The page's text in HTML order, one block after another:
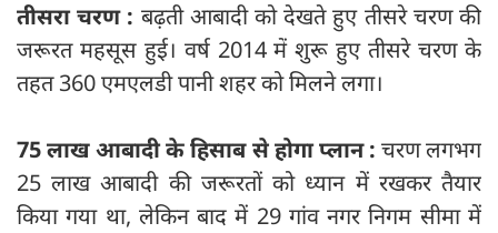
तीसरा चरण : बढ़ती आबादी को देखते हुए तीसरे चरण की
जरूरत महसूस हुई। वर्ष 2014 में शुरू हुए तीसरे चरण के
तहत 360 एमएलडी पानी शहर को मिलने लगा।
75 लाख आबादी के हिसाब से होगा प्‍लान : चरण लगभग
25 लाख आबादी की जरूरतों को ध्यान में रखकर तैयार
किया गया था, लेकिन बाद में 29 गांव नगर निगम सीमा में